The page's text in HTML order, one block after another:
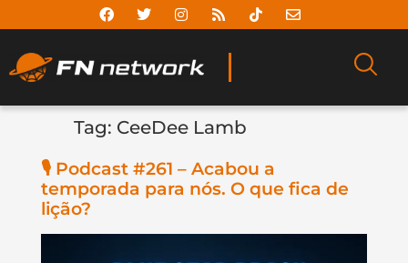
Tag: CeeDee Lamb
🎙️ Podcast #261 – Acabou a
temporada para nós. O que fica de
lição?